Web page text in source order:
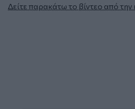
Δείτε παρακάτω το βίντεο από